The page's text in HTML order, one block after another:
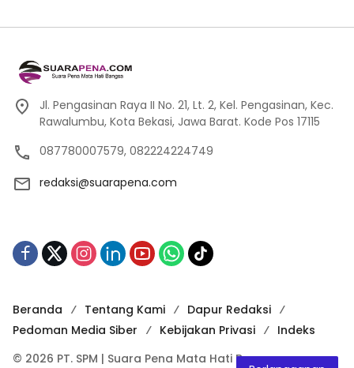
Jl. Pengasinan Raya II No. 21, Lt. 2, Kel. Pengasinan, Kec.
Rawalumbu, Kota Bekasi, Jawa Barat. Kode Pos 17115
087780007579, 082224224749
redaksi@suarapena.com
Beranda Tentang Kami
Dapur Redaksi
Pedoman Media Siber
Kebijakan Privasi
Indeks
© 2026 PT. SPM | Suara Pena Mata Hati Bangsa